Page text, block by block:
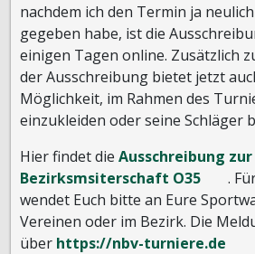
nachdem ich den Termin ja
gegeben habe, ist die
einigen Tagen online. Zusätzlich
der Ausschreibung bietet jetzt
Möglichkeit, im Rahmen des
einzukleiden oder seine Schläger
Hier findet die Ausschreibung
Bezirksmsiterschaft O35
.
wendet Euch bitte an Eure
Vereinen oder im Bezirk. Die
über https://nbv-turniere.de